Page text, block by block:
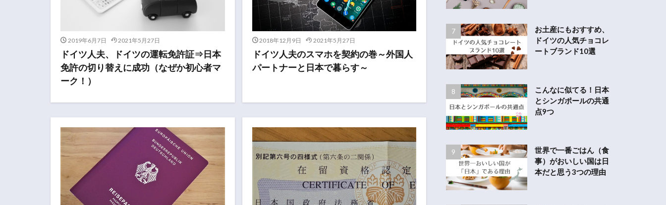
2019年6月7日 2021年5月27日
ドイツ人夫、ドイツの運転免許証⇒日本
免許の切り替えに成功（なぜか初心者マ
ーク！）
2018年12月9日 2021年5月27日
ドイツ人夫のスマホを契約の巻～外国人
パートナーと日本で暮らす～
お土産にもおすすめ、
ドイツの人気チョコレ
ートブランド10選
こんなに似てる！日本
とシンガポールの共通
点9つ
世界で一番ごはん（食
事）がおいしい国は日
本だと思う3つの理由